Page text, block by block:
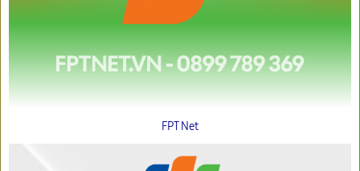
FPT Net